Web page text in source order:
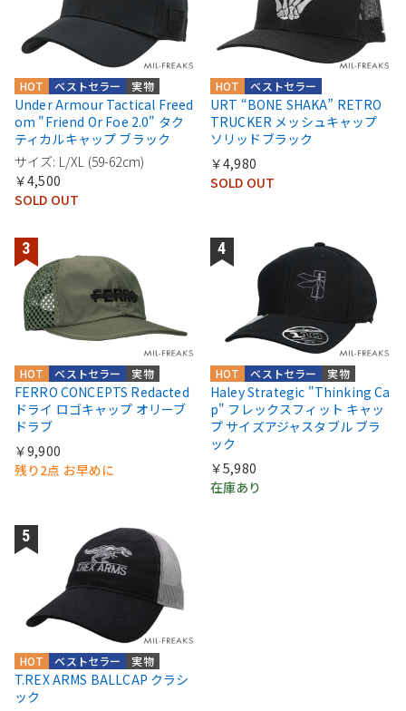
実物
ベストセラー
HOT
Under Armour Tactical Freed
om "Friend Or Foe 2.0" タク
ティカルキャップ ブラック
サイズ: L/XL (59-62cm)
￥4,500
SOLD OUT
ベストセラー
HOT
URT “BONE SHAKA” RETRO
TRUCKER メッシュキャップ
ソリッドブラック
￥4,980
SOLD OUT
実物
ベストセラー
HOT
FERRO CONCEPTS Redacted
ドライ ロゴキャップ オリーブ
ドラブ
￥9,900
残り2点 お早めに
実物
ベストセラー
HOT
Haley Strategic "Thinking Ca
p" フレックスフィット キャッ
プ サイズアジャスタブル ブラ
ック
￥5,980
在庫あり
実物
ベストセラー
HOT
T.REX ARMS BALLCAP クラシ
ック